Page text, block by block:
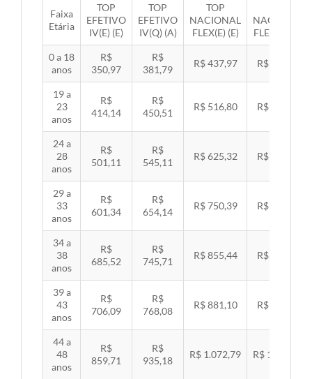
Faixa
Etária
TOP
EFETIVO
IV(E) (E)
TOP
EFETIVO
IV(Q) (A)
TOP
NACIONAL
FLEX(E) (E)
NACIONAL
FLEX(Q) (A)
0 a 18
anos
R$
350,97
R$
381,79
R$ 437,97 R$ 451,33
19 a
23
anos
R$
414,14
R$
450,51
R$ 516,80 R$ 532,57
24 a
28
anos
R$
501,11
R$
545,11
R$ 625,32 R$ 644,40
29 a
33
anos
R$
601,34
R$
654,14
R$ 750,39 R$ 773,29
34 a
38
anos
R$
685,52
R$
745,71
R$ 855,44 R$ 881,54
39 a
43
anos
R$
706,09
R$
768,08
R$ 881,10 R$ 907,99
44 a
48
anos
R$
859,71
R$
935,18
R$ 1.072,79 R$ 1.105,53